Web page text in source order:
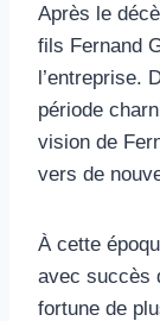
Après le
fils Fernand
l’entreprise.
période
vision de
vers de
À cette
avec succès
fortune de